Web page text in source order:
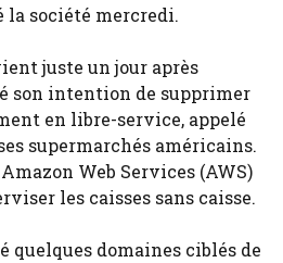
la société mercredi.
juste un jour après
son intention de supprimer
en libre-service, appelé
supermarchés américains.
Web Services (AWS)
les caisses sans caisse.
quelques domaines ciblés de